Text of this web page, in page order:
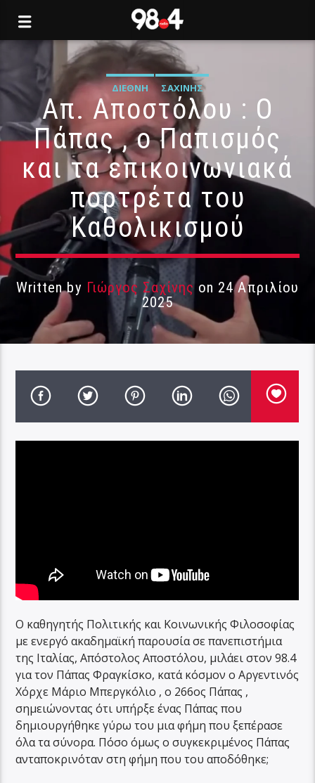
ΔΙΕΘΝΉ ΣΑΧΊΝΗΣ
Απ. Αποστόλου : Ο
Πάπας , ο Παπισμός
και τα επικοινωνιακά
πορτρέτα του
Καθολικισμού
Written by Γιώργος Σαχίνης on 24 Απριλίου
2025
Ο καθηγητής Πολιτικής και Κοινωνικής Φιλοσοφίας
με ενεργό ακαδημαϊκή παρουσία σε πανεπιστήμια
της Ιταλίας, Απόστολος Αποστόλου, μιλάει στον 98.4
για τον Πάπας Φραγκίσκο, κατά κόσμον ο Αργεντινός
Χόρχε Μάριο Μπεργκόλιο , ο 266ος Πάπας ,
σημειώνοντας ότι υπήρξε ένας Πάπας που
δημιουργήθηκε γύρω του μια φήμη που ξεπέρασε
όλα τα σύνορα. Πόσο όμως ο συγκεκριμένος Πάπας
ανταποκρινόταν στη φήμη που του αποδόθηκε;